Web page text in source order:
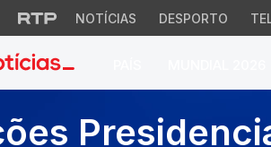
NOTÍCIAS DESPORTO
eleições?